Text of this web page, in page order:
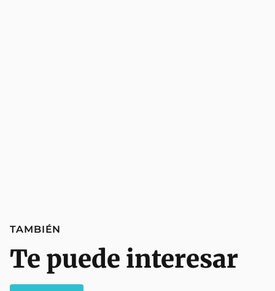
TAMBIÉN
Te puede interesar